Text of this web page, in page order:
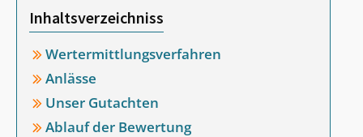
Inhaltsverzeichniss
Wertermittlungsverfahren
Anlässe
Unser Gutachten
Ablauf der Bewertung